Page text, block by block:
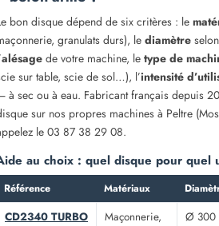
bon disque dépend de six critères : le
granulats durs), le diamètre
alésage de votre machine, le type de
sur table, scie de sol…), l’intensité
à sec ou à eau. Fabricant français depuis
sur nos propres machines à Peltre
le 03 87 38 29 08.
au choix : quel disque pour quel
Référence Matériaux
CD2340 TURBO
Maçonnerie,
Ø 300